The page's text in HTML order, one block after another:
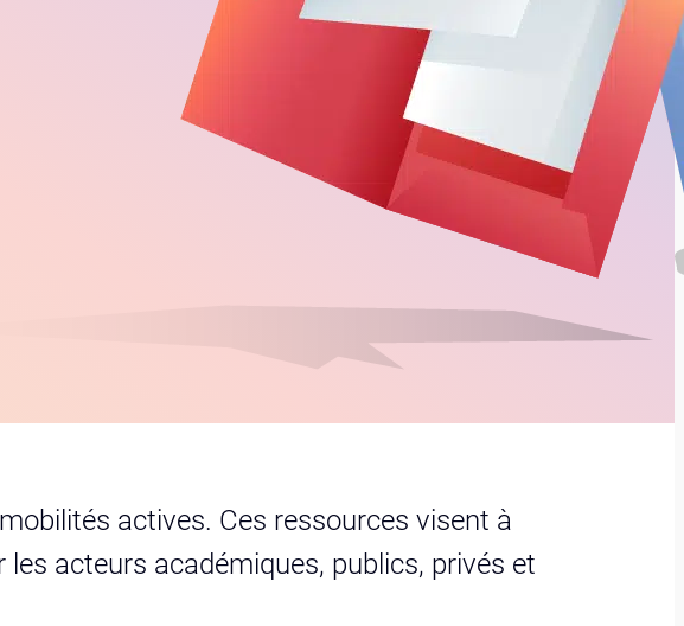
actives. Ces ressources visent à
acteurs académiques, publics, privés et